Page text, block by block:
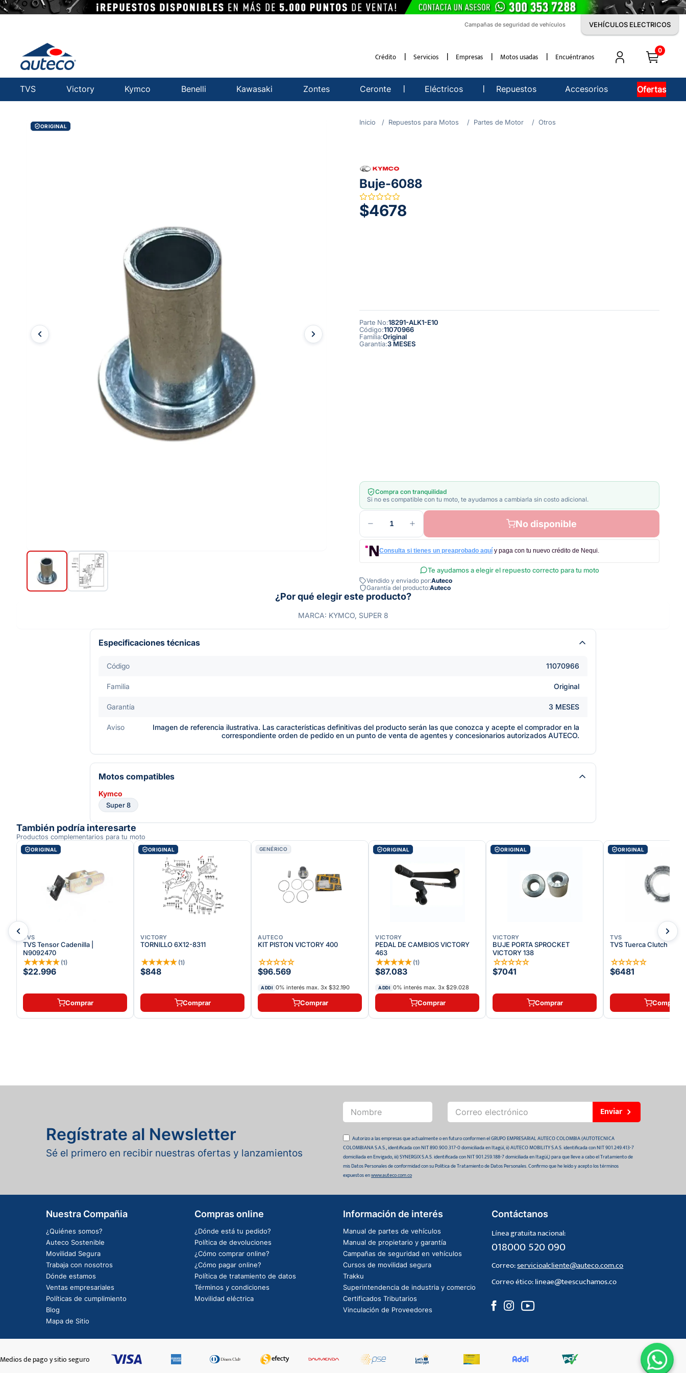
Campañas de seguridad de vehículos VEHÍCULOS ELECTRICOS
Crédito Servicios Empresas Motos usadas Encuéntranos
0
TVS Victory Kymco Benelli Kawasaki Zontes Ceronte Eléctricos Repuestos Accesorios Ofertas
ORIGINAL Repuestos para Motos Partes de Motor Otros
Buje-6088
$4678
Parte No:18291-ALK1-E10
Código:11070966
Familia:Original
Garantía:3 MESES
Compra con tranquilidad
Si no es compatible con tu moto, te ayudamos a cambiarla sin costo adicional.
1 No disponible
Consulta si tienes un preaprobado aquí y paga con tu nuevo crédito de Nequi.
Te ayudamos a elegir el repuesto correcto para tu moto
Vendido y enviado por:Auteco
Garantía del producto:Auteco
¿Por qué elegir este producto?
MARCA: KYMCO, SUPER 8
Especificaciones técnicas
Código 11070966
Familia Original
Garantía 3 MESES
Aviso
Imagen de referencia ilustrativa. Las características definitivas del producto serán las que conozca y acepte el comprador en la
correspondiente orden de pedido en un punto de venta de agentes y concesionarios autorizados AUTECO.
Motos compatibles
Kymco
Super 8
También podría interesarte
Productos complementarios para tu moto
ORIGINAL
TVS
TVS Tensor Cadenilla |
N9092470
★★★★★ (1)
$22.996
Comprar
ORIGINAL
VICTORY
TORNILLO 6X12-8311
★★★★★ (1)
$848
Comprar
GENÉRICO
AUTECO
KIT PISTON VICTORY 400
☆☆☆☆☆
$96.569
ADDI 0% interés max. 3x $32.190
Comprar
ORIGINAL
VICTORY
PEDAL DE CAMBIOS VICTORY
463
★★★★★ (1)
$87.083
ADDI 0% interés max. 3x $29.028
Comprar
ORIGINAL
VICTORY
BUJE PORTA SPROCKET
VICTORY 138
☆☆☆☆☆
$7041
Comprar
ORIGINAL
TVS
TVS Tuerca Clutch |
☆☆☆☆☆
$6481
Comprar
Regístrate al Newsletter
Sé el primero en recibir nuestras ofertas y lanzamientos
Enviar
Autorizo a las empresas que actualmente o en futuro conformen el GRUPO EMPRESARIAL AUTECO COLOMBIA (AUTOTECNICA
COLOMBIANA S.A.S., identificada con NIT 890.900.317-0 domiciliada en Itagüí, ii) AUTECO MOBILITY S.A.S. identificada con NIT 901.249.413-7
domiciliada en Envigado, iii) SYNERGIX S.A.S. identificada con NIT 901.259.188-7 domiciliada en Itagüí,) para que lleve a cabo el Tratamiento de
mis Datos Personales de conformidad con su Política de Tratamiento de Datos Personales. Confirmo que he leído y acepto los términos
expuestos enwww.auteco.com.co
Nuestra Compañia
¿Quiénes somos?
Auteco Sostenible
Movilidad Segura
Trabaja con nosotros
Dónde estamos
Ventas empresariales
Políticas de cumplimiento
Blog
Mapa de Sitio
Compras online
¿Dónde está tu pedido?
Política de devoluciones
¿Cómo comprar online?
¿Cómo pagar online?
Política de tratamiento de datos
Términos y condiciones
Movilidad eléctrica
Información de interés
Manual de partes de vehículos
Manual de propietario y garantía
Campañas de seguridad en vehículos
Cursos de movilidad segura
Trakku
Superintendencia de industria y comercio
Certificados Tributarios
Vinculación de Proveedores
Contáctanos
Línea gratuita nacional:
018000 520 090
Correo:servicioalcliente@auteco.com.co
Correo ético:lineae@teescuchamos.co
Medios de pago y sitio seguro